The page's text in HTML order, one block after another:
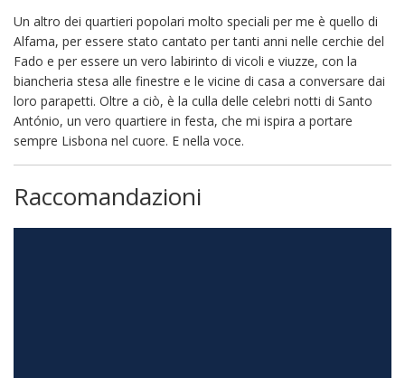
Un altro dei quartieri popolari molto speciali per me è quello di
Alfama, per essere stato cantato per tanti anni nelle cerchie del
Fado e per essere un vero labirinto di vicoli e viuzze, con la
biancheria stesa alle finestre e le vicine di casa a conversare dai
loro parapetti. Oltre a ciò, è la culla delle celebri notti di Santo
António, un vero quartiere in festa, che mi ispira a portare
sempre Lisbona nel cuore. E nella voce.
Raccomandazioni